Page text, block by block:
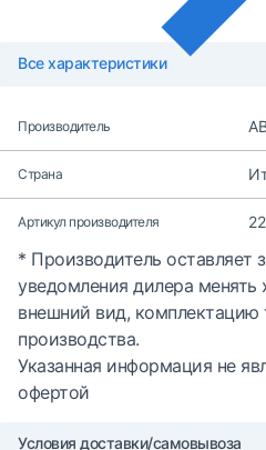
Все характеристики
Производитель
Страна
Артикул производителя
* Производитель оставляет
уведомления дилера менять
внешний вид, комплектацию
производства.
Указанная информация не
офертой
Условия доставки/самовывоза